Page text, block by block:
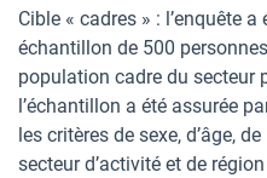
Cible « cadres » : l’enquête a
échantillon de 500
population cadre du secteur
l’échantillon a été assurée
les critères de sexe, d’âge,
secteur d’activité et de